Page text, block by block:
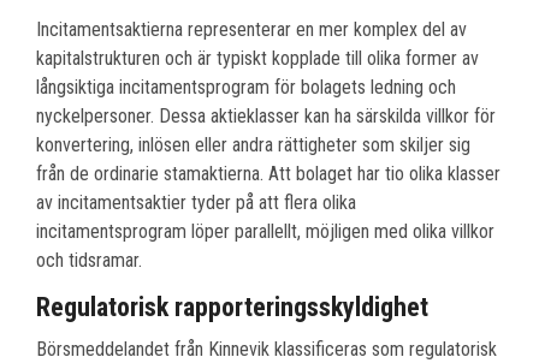
Incitamentsaktierna representerar en mer komplex del av
kapitalstrukturen och är typiskt kopplade till olika former av
långsiktiga incitamentsprogram för bolagets ledning och
nyckelpersoner. Dessa aktieklasser kan ha särskilda villkor för
konvertering, inlösen eller andra rättigheter som skiljer sig
från de ordinarie stamaktierna. Att bolaget har tio olika klasser
av incitamentsaktier tyder på att flera olika
incitamentsprogram löper parallellt, möjligen med olika villkor
och tidsramar.
Regulatorisk rapporteringsskyldighet
Börsmeddelandet från Kinnevik klassificeras som regulatorisk